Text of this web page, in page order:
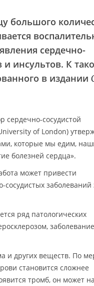
большого
сердечно-
инсультов. К
в издании
сердечно-сосудистой
of London)
которые мы едим,
болезней сердца».
может привести
заболеваний
ряд патологических
и других веществ. По
становится сложнее
тромб, он может